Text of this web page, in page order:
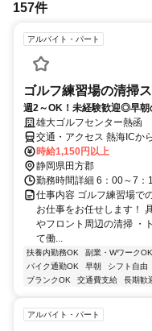
157件
アルバイト・パート
ゴルフ練習場の清掃
週2～OK！未経験歓迎◎早朝
雄大ゴルフセンター熱函
交通・アクセス 熱海ICか
時給1,150円以上
静岡県田方郡
勤務時間詳細 6：00～7：
仕事内容 ゴルフ練習場で
お仕事をお任せします！
やフロント周辺の清掃 ・
て働...
扶養内勤務OK 副業・WワークOK
バイク通勤OK
早朝 シフト自由
ブランクOK
交通費支給 長期歓
アルバイト・パート